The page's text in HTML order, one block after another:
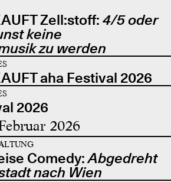
Zell:stoff: 4/5 oder
keine
zu werden
aha Festival 2026
2026
2026
Comedy:Abgedreht
nach Wien